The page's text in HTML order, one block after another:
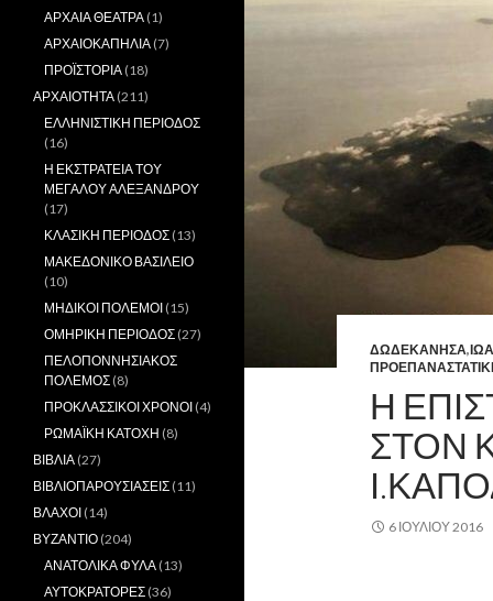
ΔΩΔΕΚΑΝΗΣΑ,
Η
ΣΤΟΝ
6 ΙΟΥΛΊΟΥ 2016
ΑΡΧΑΙΑ ΘΕΑΤΡΑ (1)
ΑΡΧΑΙΟΚΑΠΗΛΙΑ (7)
ΠΡΟΪΣΤΟΡΙΑ (18)
ΑΡΧΑΙΟΤΗΤΑ (211)
ΕΛΛΗΝΙΣΤΙΚΗ ΠΕΡΙΟΔΟΣ
(16)
Η ΕΚΣΤΡΑΤΕΙΑ ΤΟΥ
ΜΕΓΑΛΟΥ ΑΛΕΞΑΝΔΡΟΥ
(17)
ΚΛΑΣΙΚΗ ΠΕΡΙΟΔΟΣ (13)
ΜΑΚΕΔΟΝΙΚΟ ΒΑΣΙΛΕΙΟ
(10)
ΜΗΔΙΚΟΙ ΠΟΛΕΜΟΙ (15)
ΟΜΗΡΙΚΗ ΠΕΡΙΟΔΟΣ (27)
ΠΕΛΟΠΟΝΝΗΣΙΑΚΟΣ
ΠΟΛΕΜΟΣ (8)
ΠΡΟΚΛΑΣΣΙΚΟΙ ΧΡΟΝΟΙ (4)
ΡΩΜΑΪΚΗ ΚΑΤΟΧΗ (8)
ΒΙΒΛΙΑ (27)
ΒΙΒΛΙΟΠΑΡΟΥΣΙΑΣΕΙΣ (11)
ΒΛΑΧΟΙ (14)
ΒΥΖΑΝΤΙΟ (204)
ΑΝΑΤΟΛΙΚΑ ΦΥΛΑ (13)
ΑΥΤΟΚΡΑΤΟΡΕΣ (36)